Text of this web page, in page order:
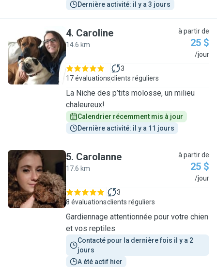
Dernière activité: il y a 3 jours
C
4. Caroline
14.6 km
à partir de
25 $
/jour
17 évaluations
3
clients réguliers
La Niche des p’tits molosse, un milieu
chaleureux!
Calendrier récemment mis à jour
Dernière activité: il y a 11 jours
C
5. Carolanne
17.6 km
à partir de
25 $
/jour
8 évaluations
3
clients réguliers
Gardiennage attentionnée pour votre chien
et vos reptiles
Contacté pour la dernière fois il y a 2
jours
A été actif hier